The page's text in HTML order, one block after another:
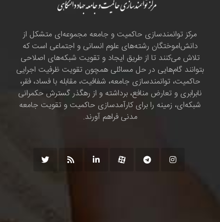
مرکز توانمندسازی حاکمیت و جامعه مجموعه‌ای متشکل از
دانش‌اموختگان رشته‌های علوم انسانی و اجتماعی است که
تلاش می‌کنند تا از طریق ایجاد و تقویت شبکه‌های اصلاحی
بتوانند گام‌هایی در حل مسائلی همچون تقویت ظرفیت اجرایی
حاکمیت، توانمندسازی جامعه، شفافیت، مقابله با فساد، فقر،
نابرابری و تعارض منافع، برداشته و از رهگذر گسترش حکمرانی
شبکه‌ای، زمینه را برای کارآمدسازی حاکمیت و تقویت جامعه
مدنی فراهم آورند.